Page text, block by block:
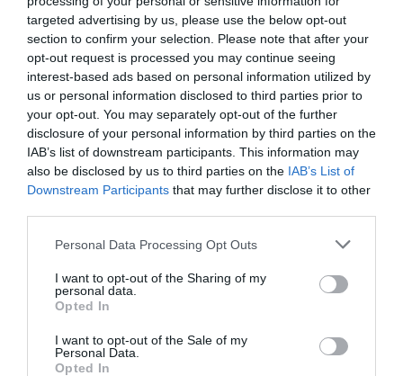
targeted advertising by us, please use the below opt-out
section to confirm your selection. Please note that after your
opt-out request is processed you may continue seeing
interest-based ads based on personal information utilized by
us or personal information disclosed to third parties prior to
your opt-out. You may separately opt-out of the further
disclosure of your personal information by third parties on the
IAB’s list of downstream participants. This information may
also be disclosed by us to third parties on the IAB’s List of
Downstream Participants that may further disclose it to other
Personal Data Processing Opt Outs
I want to opt-out of the Sharing of my
personal data.
Opted In
I want to opt-out of the Sale of my
Personal Data.
Opted In
Cele mai noi
David Popovici: „Ok, ne-am
distrat, ne-am bucurat, dar nu
despre asta e vorba. E vorba
despre a face o diferență. Și eu
voi face tot posibilul să o fac”
acum 2 ani
„Data viitoare va fi aur”. Data
viitoare e azi. Și David Popovici
e campion olimpic!